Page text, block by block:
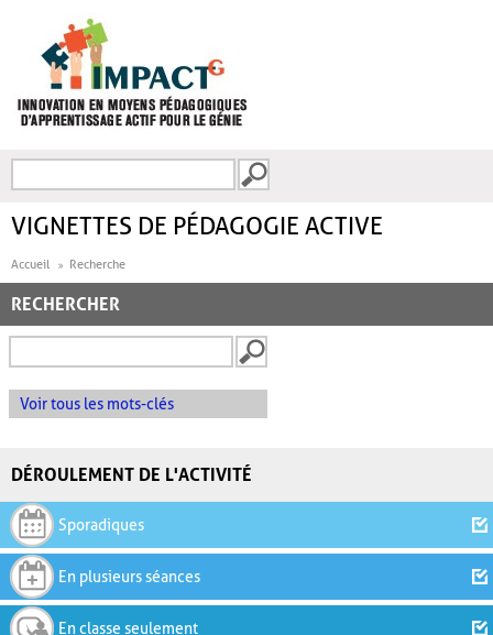
FORMULAIRE DE
VIGNETTES DE PÉDAGOGIE ACTIVE
Accueil Recherche
RECHERCHER
Voir tous les mots-clés
DÉROULEMENT DE L'ACTIVITÉ
Sporadiques
En plusieurs séances
En classe seulement